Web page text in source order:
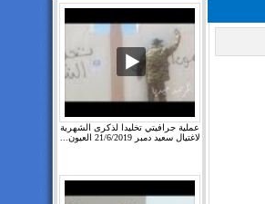
عملية جرافيتي تخليدا لذكرى الشهرية
لاغتيال سعيد دمبر 21/6/2019 العيون...